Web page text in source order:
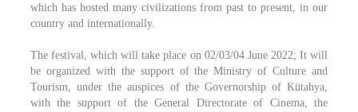
which has hosted many civilizations from past to present, in our
country and internationally.
The festival, which will take place on 02/03/04 June 2022; It will
be organized with the support of the Ministry of Culture and
Tourism, under the auspices of the Governorship of Kütahya,
with the support of the General Directorate of Cinema, the